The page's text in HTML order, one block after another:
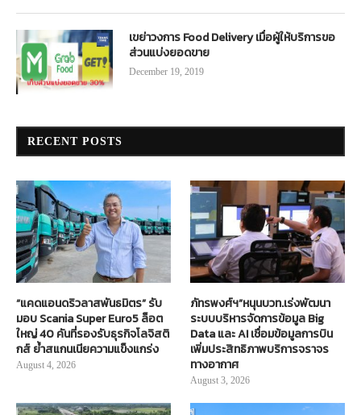
เขย่าวงการ Food Delivery เมื่อผู้ให้บริการขอ
ส่วนแบ่งยอดขาย
December 19, 2019
RECENT POSTS
“แคดแอนดริวลาสพันธมิตร” รับ
มอบ Scania Super Euro5 ล็อต
ใหญ่ 40 คันที่รองรับธุรกิจโลจิสติ
กส์ ย้ำสแกนเนียความแข็งแกร่ง
August 4, 2026
ภัทรพงศ์ฯ”หนุนบวท.เร่งพัฒนา
ระบบบริหารจัดการข้อมูล Big
Data และ AI เชื่อมข้อมูลการบิน
เพิ่มประสิทธิภาพบริการจราจร
ทางอากาศ
August 3, 2026